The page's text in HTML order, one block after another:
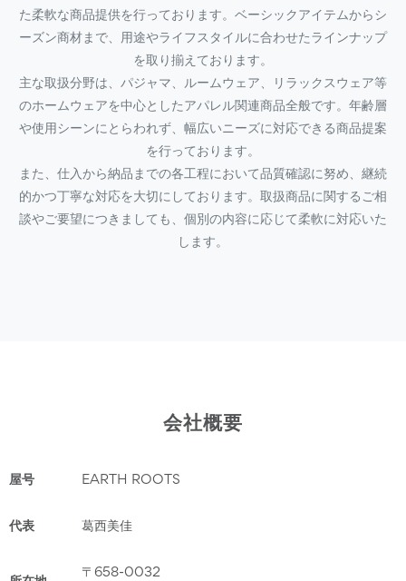
た柔軟な商品提供を行っております。ベーシックアイテムからシ
ーズン商材まで、用途やライフスタイルに合わせたラインナップ
を取り揃えております。
主な取扱分野は、パジャマ、ルームウェア、リラックスウェア等
のホームウェアを中心としたアパレル関連商品全般です。年齢層
や使用シーンにとらわれず、幅広いニーズに対応できる商品提案
を行っております。
また、仕入から納品までの各工程において品質確認に努め、継続
的かつ丁寧な対応を大切にしております。取扱商品に関するご相
談やご要望につきましても、個別の内容に応じて柔軟に対応いた
します。
会社概要
屋号 EARTH ROOTS
代表 葛西美佳
〒658-0032